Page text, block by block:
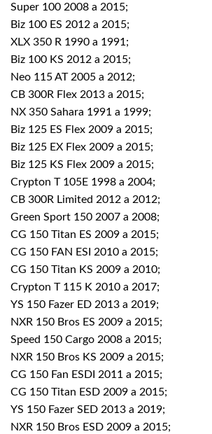
Super 100 2008 a 2015;
Biz 100 ES 2012 a 2015;
XLX 350 R 1990 a 1991;
Biz 100 KS 2012 a 2015;
Neo 115 AT 2005 a 2012;
CB 300R Flex 2013 a 2015;
NX 350 Sahara 1991 a 1999;
Biz 125 ES Flex 2009 a 2015;
Biz 125 EX Flex 2009 a 2015;
Biz 125 KS Flex 2009 a 2015;
Crypton T 105E 1998 a 2004;
CB 300R Limited 2012 a 2012;
Green Sport 150 2007 a 2008;
CG 150 Titan ES 2009 a 2015;
CG 150 FAN ESI 2010 a 2015;
CG 150 Titan KS 2009 a 2010;
Crypton T 115 K 2010 a 2017;
YS 150 Fazer ED 2013 a 2019;
NXR 150 Bros ES 2009 a 2015;
Speed 150 Cargo 2008 a 2015;
NXR 150 Bros KS 2009 a 2015;
CG 150 Fan ESDI 2011 a 2015;
CG 150 Titan ESD 2009 a 2015;
YS 150 Fazer SED 2013 a 2019;
NXR 150 Bros ESD 2009 a 2015;